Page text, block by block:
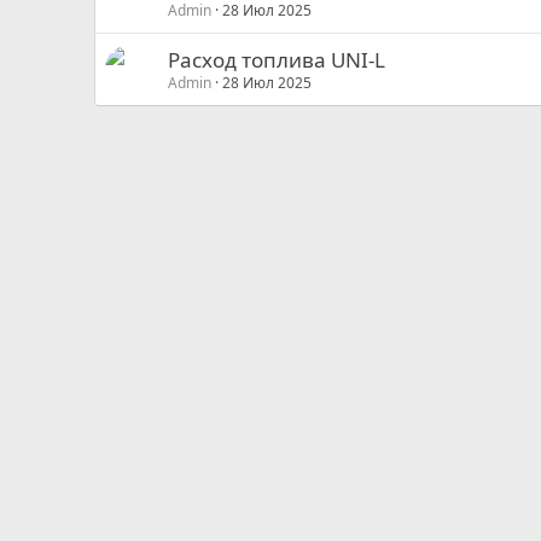
Admin 28 Июл 2025
Расход топлива UNI-L
Admin 28 Июл 2025